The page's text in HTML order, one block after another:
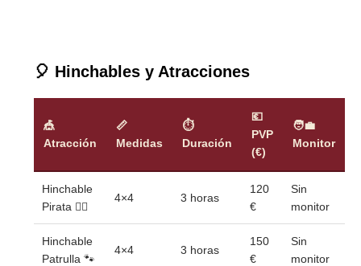
🎈 Hinchables y Atracciones
🎪
Atracción
📏
Medidas
⏱
Duración
💶
PVP
(€)
🧑‍💼
Monitor
Hinchable
Pirata 🏴‍☠️
4×4 3 horas
120
€
Sin
monitor
Hinchable
Patrulla 🐾
4×4 3 horas
150
€
Sin
monitor